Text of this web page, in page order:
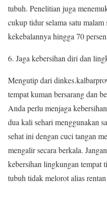
tubuh. Penelitian juga
cukup tidur selama satu malam
kekebalannya hingga 70
Jaga kebersihan diri dan
Mengutip dari
tempat kuman bersarang dan
Anda perlu menjaga
dua kali sehari menggunakan
sehat ini dengan cuci tangan
mengalir secara berkala.
kebersihan lingkungan tempat
tubuh tidak melorot alias